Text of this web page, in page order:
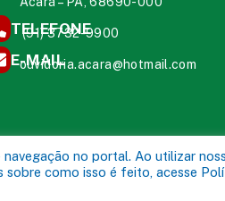
TELEFONE
(91) 3732-9900
E-MAIL
ouvidoria.acara@hotmail.com
no portal. Ao utilizar
como isso é feito, acesse